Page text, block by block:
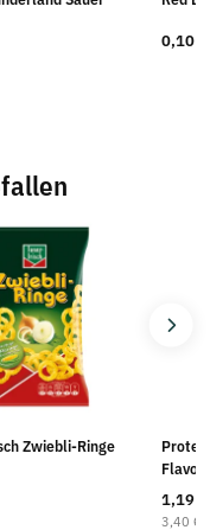
0,10 €
Zwiebli-Ringe
1,19 €
3,40 €